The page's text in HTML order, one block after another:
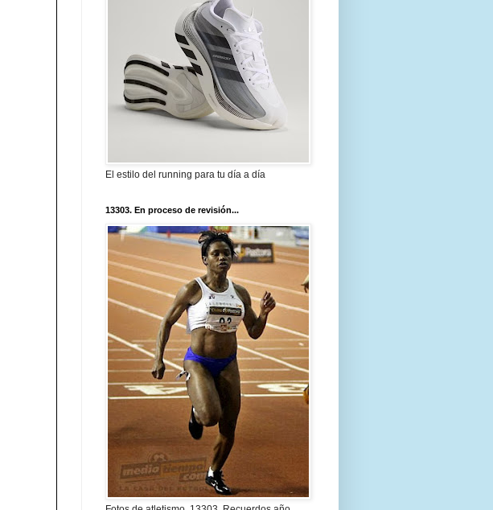
El estilo del running para tu día a día
13303. En proceso de revisión...